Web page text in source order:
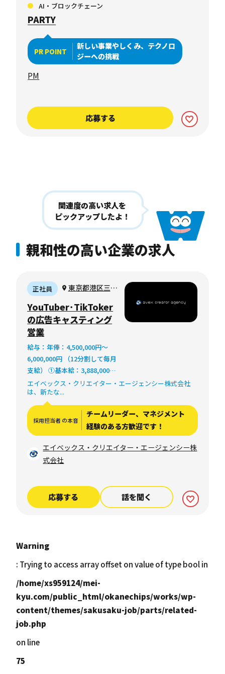
AI・ブロックチェーン
PARTY
PR POINT
新しい事業やしくみ、テクノロ
ジーへの挑戦
PM
応募する
親和性の高い企業の求人
関連度の高い求人を
ピックアップしたよ！
正社員
東京都港区三田
麻布十番ビル
YouTuber･TikToker
の広告キャスティング
営業
給与：年俸：4,500,000円～
6,000,000円 （12分割して毎月
支給） ①基本給：3,888,000円
～5,184,000円 ②時間外20時間
相当分：612,000円～816,000
円 （時間外労働の有無に関わ
らず、20時間分の時間外手当
として別途支給） ①＋②のト
6,000,000円 ※金額は経験、能
力を考慮の上、当社規定によ
外労働分についての割増賃金
は追加で支給
エイベックス・クリエイター・エージェンシー株式会社
は、新たな...
採用担当者 の本音
チームリーダー、マネジメント
経験のある方歓迎です！
エイベックス・クリエイター・エージェンシー株
式会社
応募する 話を聞く
Warning
: Trying to access array offset on value of type bool in
/home/xs959124/mei-
kyu.com/public_html/okanechips/works/wp-
content/themes/sakusaku-job/parts/related-
job.php
on line
75